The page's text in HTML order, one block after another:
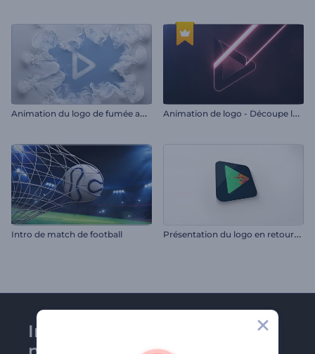
A
nimation du logo de fumée au ralenti A
nimation de logo - Découpe laser au néon
Intro de match de football P
résentation du logo en retournement
Inscrivez-vous à la